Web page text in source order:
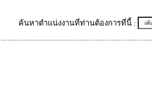
ค้นหาตำแน่งงานที่ท่านต้องการที่นี้ :